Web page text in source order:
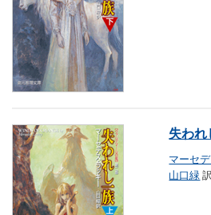
失われ
マーセ
山口緑訳